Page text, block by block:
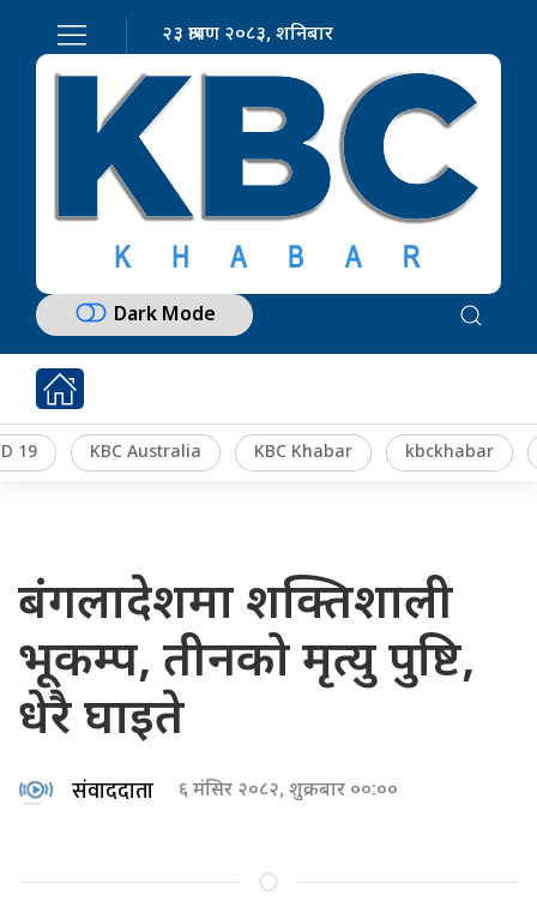
२३ श्रावण २०८३, शनिबार
Dark Mode
19 KBC Australia KBC Khabar kbckhabar
बंगलादेशमा शक्तिशाली
भूकम्प, तीनको मृत्यु पुष्टि,
धेरै घाइते
संवाददाता ६ मंसिर २०८२, शुक्रबार ००:००